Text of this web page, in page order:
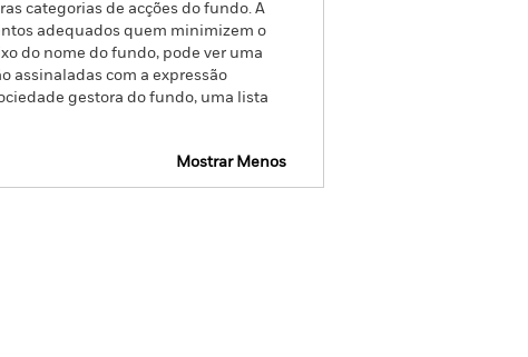
categorias de acções do fundo. A
adequados quem minimizem o
do nome do fundo, pode ver uma
assinaladas com a expressão
gestora do fundo, uma lista
Mostrar Menos